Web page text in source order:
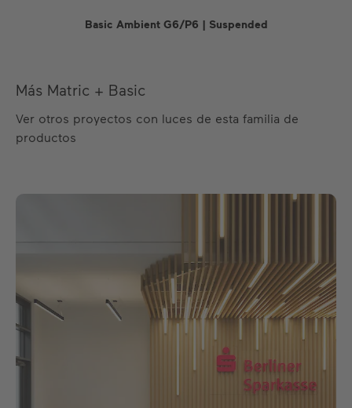
Basic Ambient G6/P6 | Suspended
Más Matric + Basic
Ver otros proyectos con luces de esta familia de
productos